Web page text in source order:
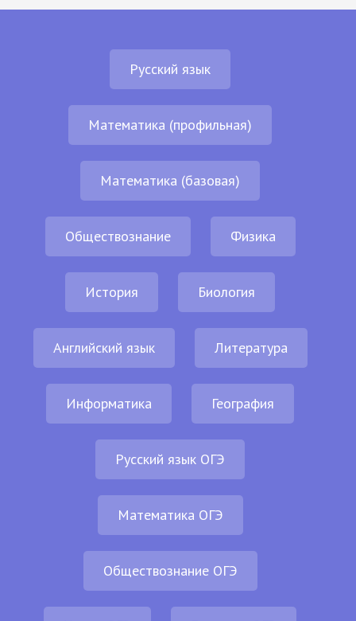
Русский язык
Математика (профильная)
Математика (базовая)
Обществознание Физика
История Биология
Английский язык Литература
Информатика География
Русский язык ОГЭ
Математика ОГЭ
Обществознание ОГЭ